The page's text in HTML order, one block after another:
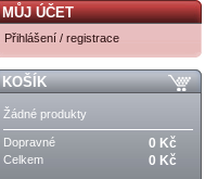
MŮJ ÚČET
Přihlášení / registrace
KOŠÍK
Žádné produkty
Dopravné 0 Kč
Celkem 0 Kč